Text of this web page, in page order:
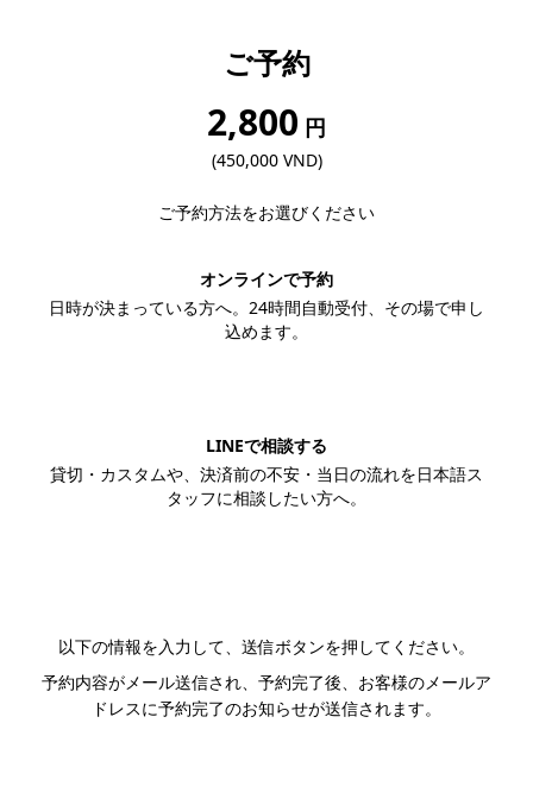
ご予約
2,800 円
(450,000 VND)
ご予約方法をお選びください
オンラインで予約
日時が決まっている方へ。24時間自動受付、その場で申し
込めます。
LINEで相談する
貸切・カスタムや、決済前の不安・当日の流れを日本語ス
タッフに相談したい方へ。
以下の情報を入力して、送信ボタンを押してください。
予約内容がメール送信され、予約完了後、お客様のメールア
ドレスに予約完了のお知らせが送信されます。